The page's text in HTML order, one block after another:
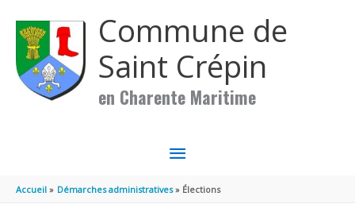
Commune de
Saint Crépin
en Charente Maritime
MENU
PRINCIPAL
Accueil Démarches administratives Élections